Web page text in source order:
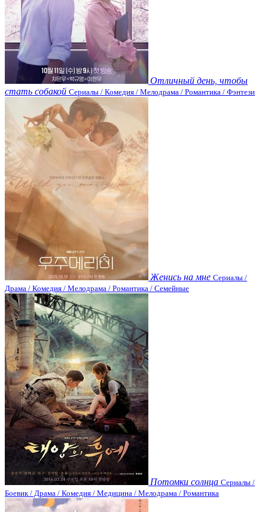
Отличный день, чтобы
стать собакой Сериалы / Комедия / Мелодрама / Романтика / Фэнтези
Женись на мне Сериалы /
Драма / Комедия / Мелодрама / Романтика / Семейные
Потомки солнца Сериалы /
Боевик / Драма / Комедия / Медицина / Мелодрама / Романтика